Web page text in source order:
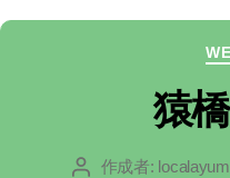
猿
投 作成者: